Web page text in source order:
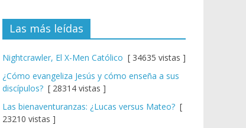
Las más leídas
Nightcrawler, El X-Men Católico [ 34635 vistas ]
¿Cómo evangeliza Jesús y cómo enseña a sus
discípulos? [ 28314 vistas ]
Las bienaventuranzas: ¿Lucas versus Mateo? [
23210 vistas ]